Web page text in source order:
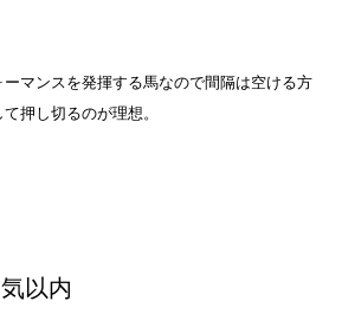
マンスを発揮する馬なので間隔は空ける方
押し切るのが理想。
以内